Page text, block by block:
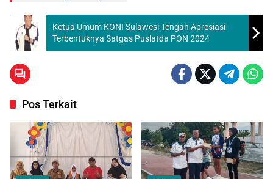
Ketua Umum KONI Sulawesi Tengah Apresiasi
Terbentuknya Satgas Puslatda PON 2024
Pos Terkait